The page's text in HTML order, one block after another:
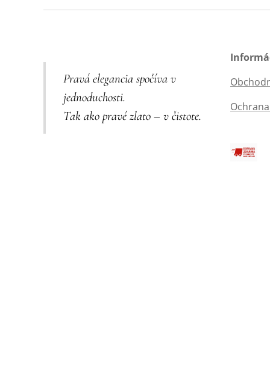
Pravá elegancia spočíva v
jednoduchosti.
Tak ako pravé zlato – v čistote.